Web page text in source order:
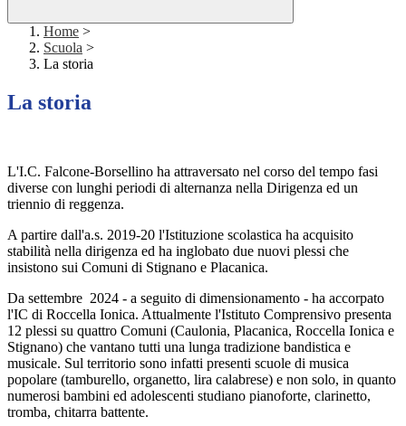
Home >
Scuola >
La storia
La storia
L'I.C. Falcone-Borsellino ha attraversato nel corso del tempo fasi
diverse con lunghi periodi di alternanza nella Dirigenza ed un
triennio di reggenza.
A partire dall'a.s. 2019-20 l'Istituzione scolastica ha acquisito
stabilità nella dirigenza ed ha inglobato due nuovi plessi che
insistono sui Comuni di Stignano e Placanica.
Da settembre 2024 - a seguito di dimensionamento - ha accorpato
l'IC di Roccella Ionica. Attualmente l'Istituto Comprensivo presenta
12 plessi su quattro Comuni (Caulonia, Placanica, Roccella Ionica e
Stignano) che vantano tutti una lunga tradizione bandistica e
musicale. Sul territorio sono infatti presenti scuole di musica
popolare (tamburello, organetto, lira calabrese) e non solo, in quanto
numerosi bambini ed adolescenti studiano pianoforte, clarinetto,
tromba, chitarra battente.